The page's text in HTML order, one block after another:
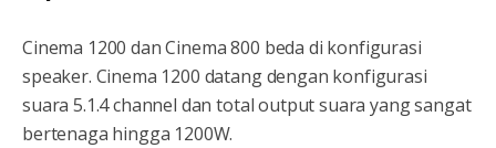
Cinema 1200 dan Cinema 800 beda di konfigurasi
speaker. Cinema 1200 datang dengan konfigurasi
suara 5.1.4 channel dan total output suara yang sangat
bertenaga hingga 1200W.